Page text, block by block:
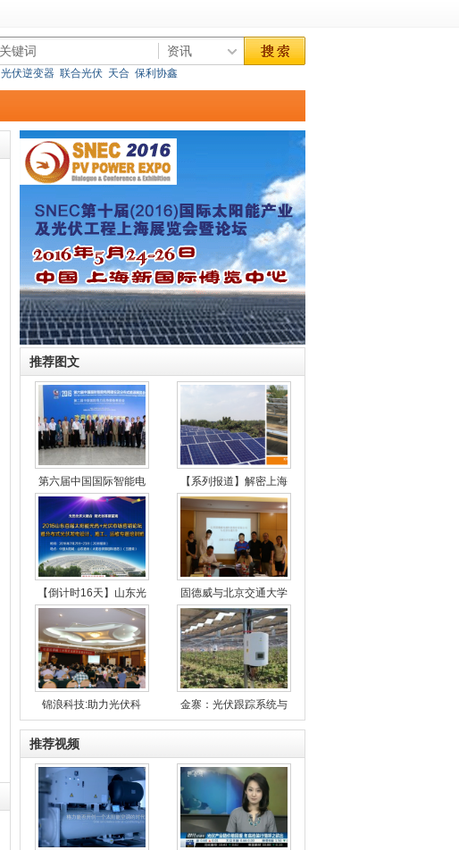
光伏逆变器 联合光伏 天合 保利协鑫
推荐图文
第六届中国国际智能电 【系列报道】解密上海
【倒计时16天】山东光 固德威与北京交通大学
锦浪科技:助力光伏科 金寨：光伏跟踪系统与
推荐视频